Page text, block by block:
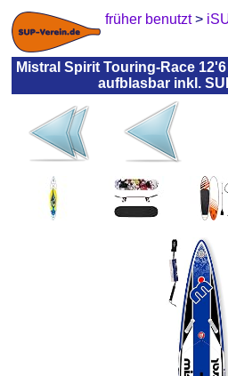
früher benutzt>
Mistral Spirit Touring-Race
aufblasbar inkl.